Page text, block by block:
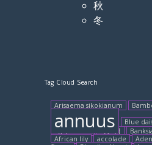
秋
冬
Tag Cloud Search
Arisaema sikokianum
annuus Blue
Agapanthus
3月8日
African lily
accolade